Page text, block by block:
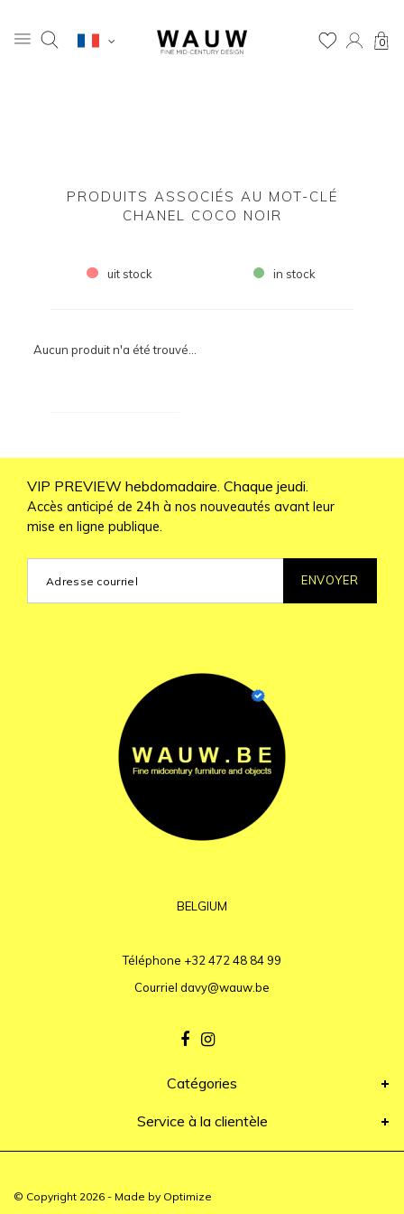
0
PRODUITS ASSOCIÉS AU MOT-CLÉ
CHANEL COCO NOIR
uit stock in stock
Aucun produit n'a été trouvé...
VIP PREVIEW hebdomadaire. Chaque jeudi.
Accès anticipé de 24h à nos nouveautés avant leur
mise en ligne publique.
ENVOYER
BELGIUM
Téléphone +32 472 48 84 99
Courriel davy@wauw.be
Catégories
Service à la clientèle
© Copyright 2026 - Made by Optimize